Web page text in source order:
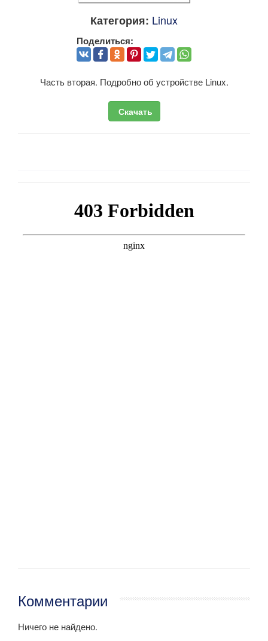
Категория: Linux
Поделиться:
Часть вторая. Подробно об устройстве Linux.
Скачать
Комментарии
Ничего не найдено.